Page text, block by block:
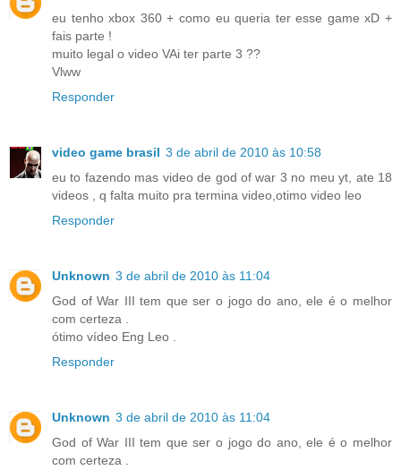
eu tenho xbox 360 + como eu queria ter esse game xD +
fais parte !
muito legal o video VAi ter parte 3 ??
Vlww
Responder
video game brasil 3 de abril de 2010 às 10:58
eu to fazendo mas video de god of war 3 no meu yt, ate 18
videos , q falta muito pra termina video,otimo video leo
Responder
Unknown 3 de abril de 2010 às 11:04
God of War III tem que ser o jogo do ano, ele é o melhor
com certeza .
ótimo vídeo Eng Leo .
Responder
Unknown 3 de abril de 2010 às 11:04
God of War III tem que ser o jogo do ano, ele é o melhor
com certeza .